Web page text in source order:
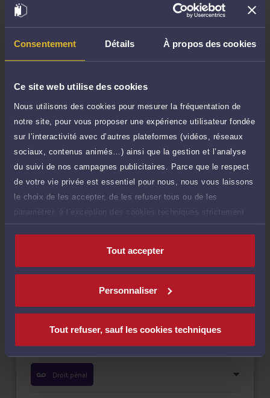
Consentement Détails À propos des cookies
Ce site web utilise des cookies
Nous utilisons des cookies pour mesurer la fréquentation de
notre site, pour vous proposer une expérience utilisateur fondée
sur l’interactivité avec d’autres plateformes (vidéos, réseaux
sociaux, contenus animés…) ainsi que la gestion et l’analyse
du suivi de nos campagnes publicitaires. Parce que le respect
de votre vie privée est essentiel pour nous, nous vous laissons
le choix de les accepter, de les refuser tous ou de les
paramétrer, à l’exception des cookies techniques strictement
nécessaires au fonctionnement du site.
Tout accepter
Personnaliser
Tout refuser, sauf les cookies techniques
d'ajout d'une pièce jointe
Consulter par écrit
Payer des honoraires ou une facture
Vous souhaitez payer une facture ou des
honoraires à l’avocat par Carte Bancaire.
Payer
Compétences
Droit pénal